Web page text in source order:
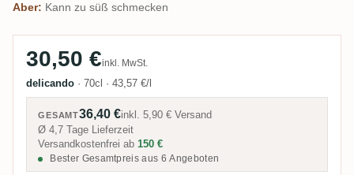
Aber: Kann zu süß schmecken
30,50 €inkl. MwSt.
delicando · 70cl · 43,57 €/l
GESAMT36,40 €inkl.5,90 € Versand
Ø 4,7 Tage Lieferzeit
Versandkostenfrei ab 150 €
Bester Gesamtpreis aus 6 Angeboten